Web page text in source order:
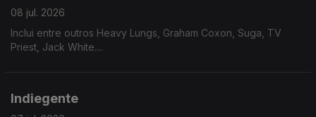
08 jul. 2026
Inclui entre outros Heavy Lungs, Graham Coxon, Suga, TV
Priest, Jack White....
Indiegente